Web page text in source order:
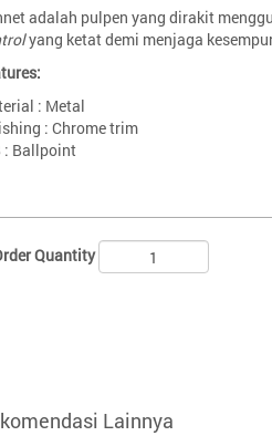
adalah pulpen yang dirakit
yang ketat demi menjaga
: Metal
: Chrome trim
: Ballpoint
Quantity
Lainnya